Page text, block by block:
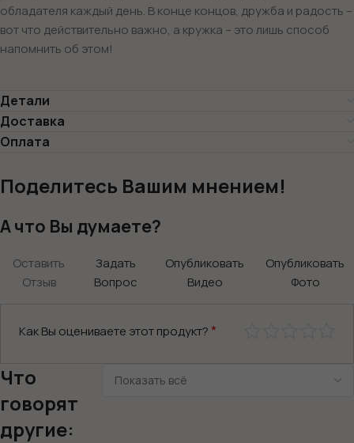
обладателя каждый день. В конце концов, дружба и радость –
вот что действительно важно, а кружка – это лишь способ
напомнить об этом!
Детали
Доставка
Оплата
Поделитесь Вашим мнением!
А что Вы думаете?
Оставить
Отзыв
Задать
Вопрос
Опубликовать
Видео
Опубликовать
Фото
Как Вы оцениваете этот продукт? *
Что
говорят
другие: